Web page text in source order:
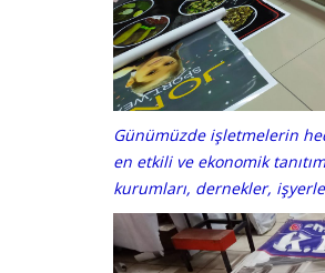
Günümüzde işletmelerin
en etkili ve ekonomik
kurumları, dernekler,